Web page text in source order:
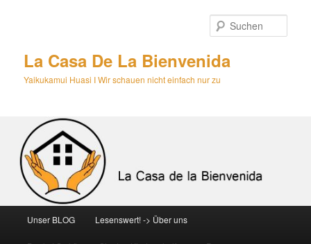
La Casa De La Bienvenida
Yaikukamui Huasi I Wir schauen nicht einfach nur zu
Unser BLOG Lesenswert! -> Über uns